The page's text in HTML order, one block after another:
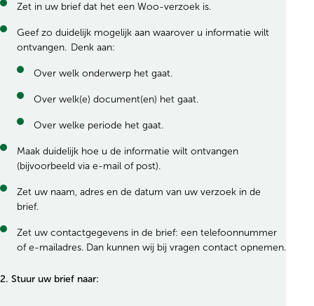
Zet in uw brief dat het een Woo-verzoek is.
Geef zo duidelijk mogelijk aan waarover u informatie wilt
ontvangen. Denk aan:
Over welk onderwerp het gaat.
Over welk(e) document(en) het gaat.
Over welke periode het gaat.
Maak duidelijk hoe u de informatie wilt ontvangen
(bijvoorbeeld via e-mail of post).
Zet uw naam, adres en de datum van uw verzoek in de
brief.
Zet uw contactgegevens in de brief: een telefoonnummer
of e-mailadres. Dan kunnen wij bij vragen contact opnemen.
2. Stuur uw brief naar: